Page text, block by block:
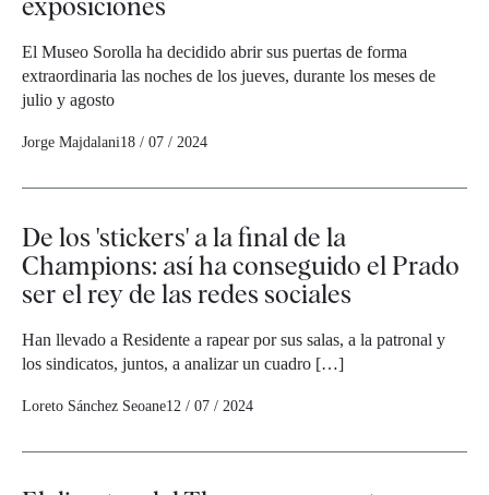
El Museo Sorolla ha decidido abrir sus puertas de forma
extraordinaria las noches de los jueves, durante los meses de
julio y agosto
Jorge Majdalani18 / 07 / 2024
De los 'stickers' a la final de la
Champions: así ha conseguido el Prado
ser el rey de las redes sociales
Han llevado a Residente a rapear por sus salas, a la patronal y
los sindicatos, juntos, a analizar un cuadro […]
Loreto Sánchez Seoane12 / 07 / 2024